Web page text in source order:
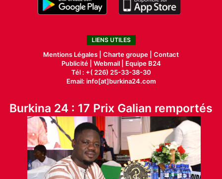
LIENS UTILES
Mentions Légales | Charte groupe | Contact
Publicité| Webmail |
Equipe B24
Tél : +( 226) 25-33-38-30
Email: info[at]burkina24.com
Burkina 24 : 17 Prix Galian remportés